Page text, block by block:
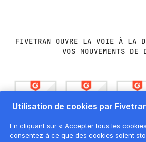
FIVETRAN OUVRE LA VOIE À LA
VOS MOUVEMENTS DE
Utilisation de cookies par
En cliquant sur « Accepter tous les
consentez à ce que des cookies soient